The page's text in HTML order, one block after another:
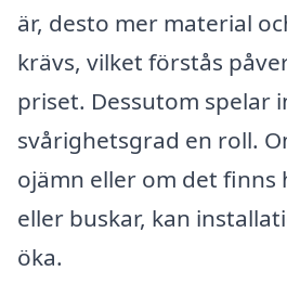
är, desto mer material
krävs, vilket förstås
priset. Dessutom spelar
svårighetsgrad en roll.
ojämn eller om det finns
eller buskar, kan
öka.